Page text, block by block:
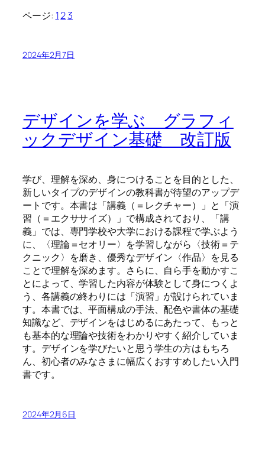
ページ: 123
2024年2月7日
デザインを学ぶ グラフィ
ックデザイン基礎 改訂版
学び、理解を深め、身につけることを目的とした、
新しいタイプのデザインの教科書が待望のアップデ
ートです。本書は「講義（＝レクチャー）」と「演
習（＝エクササイズ）」で構成されており、「講
義」では、専門学校や大学における課程で学ぶよう
に、〈理論＝セオリー〉を学習しながら〈技術＝テ
クニック〉を磨き、優秀なデザイン〈作品〉を見る
ことで理解を深めます。さらに、自ら手を動かすこ
とによって、学習した内容が体験として身につくよ
う、各講義の終わりには「演習」が設けられていま
す。本書では、平面構成の手法、配色や書体の基礎
知識など、デザインをはじめるにあたって、もっと
も基本的な理論や技術をわかりやすく紹介していま
す。デザインを学びたいと思う学生の方はもちろ
ん、初心者のみなさまに幅広くおすすめしたい入門
書です。
2024年2月6日